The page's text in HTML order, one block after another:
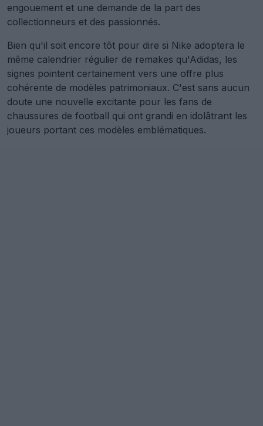
engouement et une demande de la part des
collectionneurs et des passionnés.
Bien qu'il soit encore tôt pour dire si Nike adoptera le
même calendrier régulier de remakes qu'Adidas, les
signes pointent certainement vers une offre plus
cohérente de modèles patrimoniaux. C'est sans aucun
doute une nouvelle excitante pour les fans de
chaussures de football qui ont grandi en idolâtrant les
joueurs portant ces modèles emblématiques.